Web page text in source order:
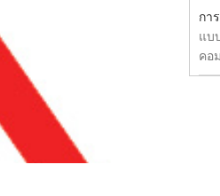
กา
แบ
คอ